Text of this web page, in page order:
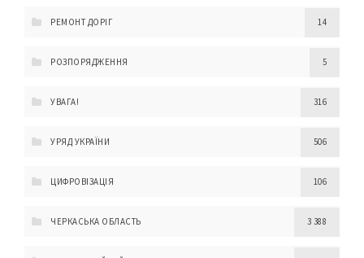
РЕМОНТ ДОРІГ 14
РОЗПОРЯДЖЕННЯ 5
УВАГА! 316
УРЯД УКРАЇНИ 506
ЦИФРОВІЗАЦІЯ 106
ЧЕРКАСЬКА ОБЛАСТЬ 3 388